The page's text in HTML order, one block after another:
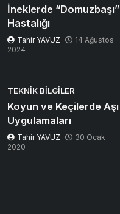
İneklerde “Domuzbaşı”
Hastalığı
Tahir YAVUZ
14 Ağustos
2024
TEKNIK BILGILER
Koyun ve Keçilerde Aşı
Uygulamaları
Tahir YAVUZ
30 Ocak
2020